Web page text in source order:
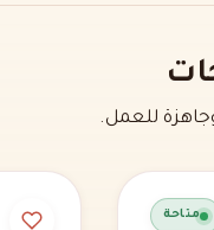
للعمل.
متاحة